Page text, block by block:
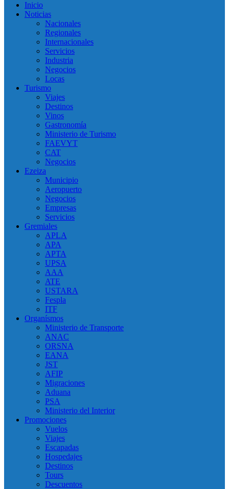
Inicio
Noticias
Nacionales
Regionales
Internacionales
Servicios
Industria
Negocios
Locas
Turismo
Viajes
Destinos
Vinos
Gastronomía
Ministerio de Turismo
FAEVYT
CAT
Negocios
Ezeiza
Municipio
Aeropuerto
Negocios
Empresas
Servicios
Gremiales
APLA
APA
APTA
UPSA
AAA
ATE
USTARA
Fespla
ITF
Organísmos
Ministerio de Transporte
ANAC
ORSNA
EANA
JST
AFIP
Migraciones
Aduana
PSA
Ministerio del Interior
Promociones
Vuelos
Viajes
Escapadas
Hospedajes
Destinos
Tours
Descuentos